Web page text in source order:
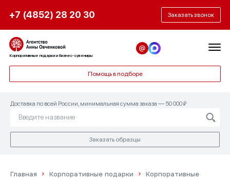
+7 (4852) 28 20 30 Заказать звонок
Корпоративные подарки и бизнес-сувениры
Помощь в подборе
Доставка по всей России, минимальная сумма заказа — 50 000 ₽
Заказать образцы
Главная Корпоративные подарки
Корпоративные
набором?
придумаем то, что нужно именно вам!
Заполните форму заявки, чтобы мы могли
доставки.